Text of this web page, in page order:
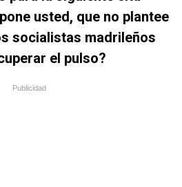
usted, que no plantee
socialistas madrileños
el pulso?
Publicidad